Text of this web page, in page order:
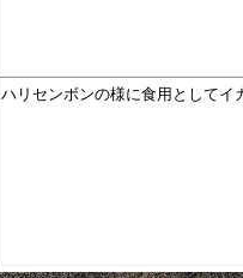
ハリセンボンの様に食用としてイ